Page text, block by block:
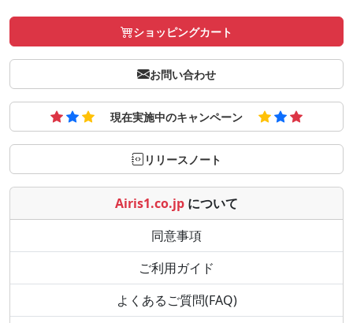
ショッピングカート
お問い合わせ
現在実施中のキャンペーン
リリースノート
Airis1.co.jp について
同意事項
ご利用ガイド
よくあるご質問(FAQ)